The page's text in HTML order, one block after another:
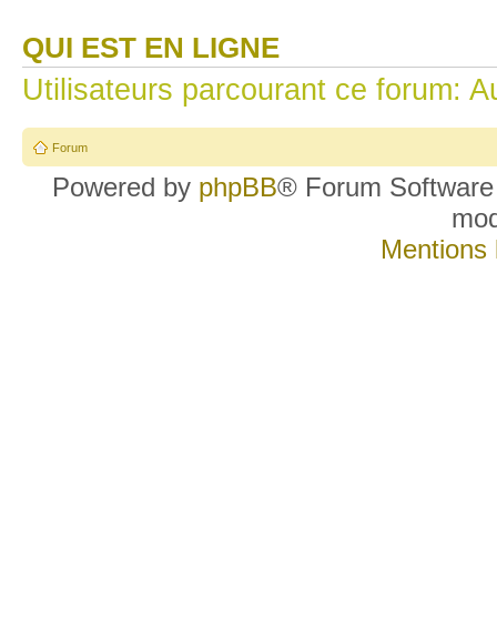
QUI EST EN LIGNE
Utilisateurs parcourant ce forum:
Forum
Powered by phpBB® Forum
Mentions